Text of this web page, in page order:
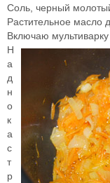
Соль, черный
Растительное масло
Включаю
Н
а
д
н
о
к
а
с
т
р